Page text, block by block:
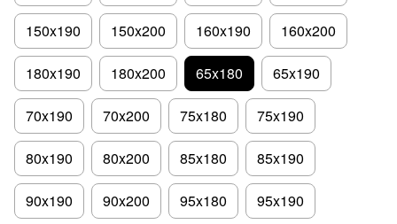
150x190 150x200 160x190 160x200
180x190 180x200 65x180 65x190
70x190 70x200 75x180 75x190
80x190 80x200 85x180 85x190
90x190 90x200 95x180 95x190